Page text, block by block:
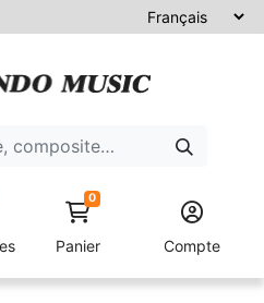
0
Panier Compte